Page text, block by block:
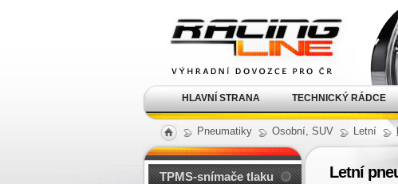
Pneumatiky Osobní, SUV Letní
Letní
TPMS-snímače tlaku
kola Racing Line
HLAVNÍ STRANA TECHNICKÝ RÁDCE